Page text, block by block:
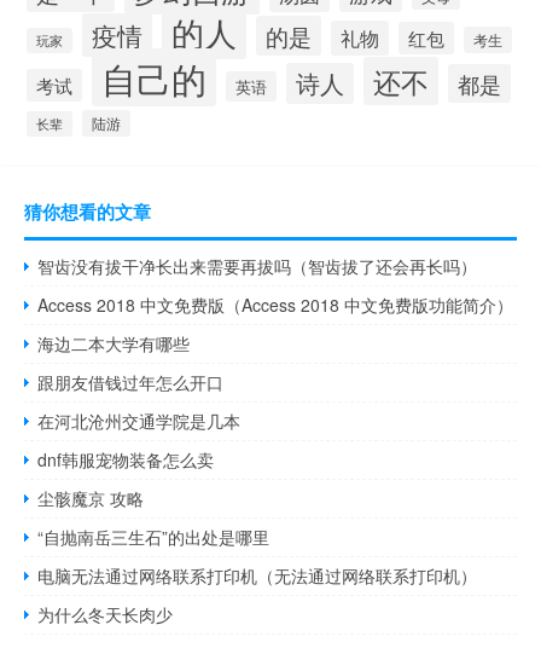
玩家 疫情 的人 的是 礼物 红包 考生
考试 自己的 英语 诗人 还不 都是
长辈 陆游
猜你想看的文章
智齿没有拔干净长出来需要再拔吗（智齿拔了还会再长吗）
Access 2018 中文免费版（Access 2018 中文免费版功能简介）
海边二本大学有哪些
跟朋友借钱过年怎么开口
在河北沧州交通学院是几本
dnf韩服宠物装备怎么卖
尘骸魔京 攻略
“自抛南岳三生石”的出处是哪里
电脑无法通过网络联系打印机（无法通过网络联系打印机）
为什么冬天长肉少